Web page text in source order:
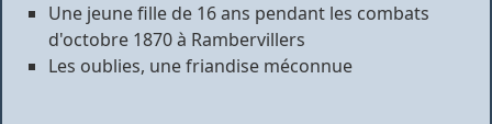
Une jeune fille de 16 ans pendant les combats
d'octobre 1870 à Rambervillers
Les oublies, une friandise méconnue